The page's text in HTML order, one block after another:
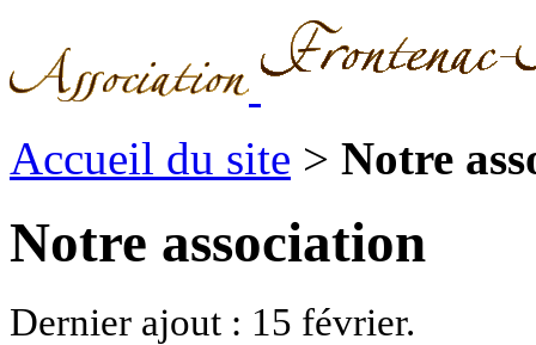
Accueil du site > Notre
Notre association
Dernier ajout : 15 février.